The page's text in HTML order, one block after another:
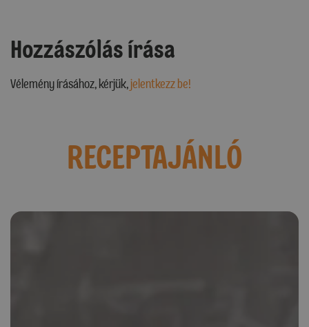
Hozzászólás írása
Vélemény írásához, kérjük,jelentkezz be!
RECEPTAJÁNLÓ